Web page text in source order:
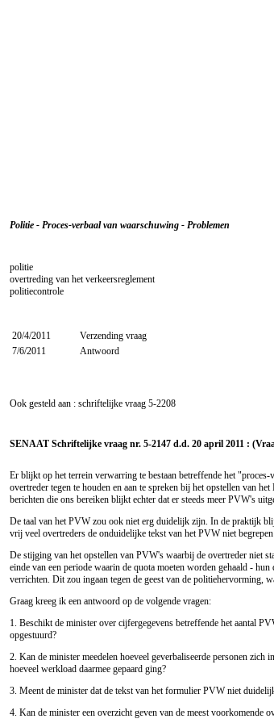
Politie - Proces-verbaal van waarschuwing - Problemen
politie
overtreding van het verkeersreglement
politiecontrole
20/4/2011
Verzending vraag
7/6/2011
Antwoord
Ook gesteld aan : schriftelijke vraag 5-2208
SENAAT Schriftelijke vraag nr. 5-2147 d.d. 20 april 2011 :
Er blijkt op het terrein verwarring te bestaan betreffende het
overtreder tegen te houden en aan te spreken bij het opstellen van
berichten die ons bereiken blijkt echter dat er steeds meer PVW's
De taal van het PVW zou ook niet erg duidelijk zijn. In de praktijk
vrij veel overtreders de onduidelijke tekst van het PVW niet
De stijging van het opstellen van PVW's waarbij de overtreder niet
einde van een periode waarin de quota moeten worden gehaald -
verrichten. Dit zou ingaan tegen de geest van de politiehervorming,
Graag kreeg ik een antwoord op de volgende vragen:
1. Beschikt de minister over cijfergegevens betreffende het aantal
opgestuurd?
2. Kan de minister meedelen hoeveel geverbaliseerde personen
hoeveel werkload daarmee gepaard ging?
3. Meent de minister dat de tekst van het formulier PVW niet
4. Kan de minister een overzicht geven van de meest voorkomende